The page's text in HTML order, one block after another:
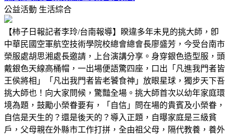
公益活動 生活綜合
【柿子日報記者李玲/台南報導】睽違多年未見的挑大師，卽
中華民國空軍航空技術學院校總會總會長廖盛芳，今受台南市
榮服處胡思湘處長邀請，上台演講分享。身穿銀色造型服，頭
戴銀色天線高桶帽，一出場便語驚四座，口出「凡進我門者皆
王侯將相」「凡出我門者皆老饕食神」放眼星球，獨步天下吾
挑大師也！向大家問候，驚豔全場。挑大師首次以幼年家庭環
境為題，鼓勵小榮眷要有，「自信」問在場的貴賓及小榮眷，
自信是天生的？還是後天的？導入正題，自曝家庭是三級貧
戶，父母親在外縣市工作打拼，全由祖父母，隔代教養，養外